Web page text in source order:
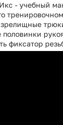
- учебный
фиксатор